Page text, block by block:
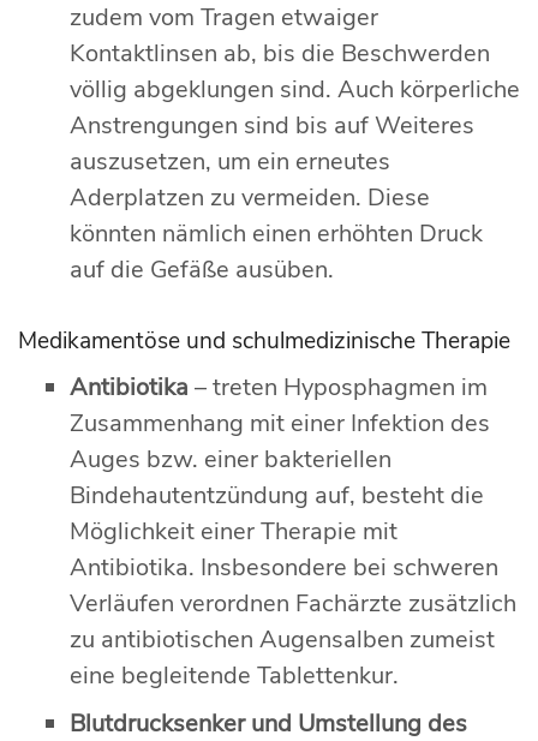
zudem vom Tragen etwaiger
Kontaktlinsen ab, bis die Beschwerden
völlig abgeklungen sind. Auch körperliche
Anstrengungen sind bis auf Weiteres
auszusetzen, um ein erneutes
Aderplatzen zu vermeiden. Diese
könnten nämlich einen erhöhten Druck
auf die Gefäße ausüben.
Medikamentöse und schulmedizinische Therapie
Antibiotika – treten Hyposphagmen im
Zusammenhang mit einer Infektion des
Auges bzw. einer bakteriellen
Bindehautentzündung auf, besteht die
Möglichkeit einer Therapie mit
Antibiotika. Insbesondere bei schweren
Verläufen verordnen Fachärzte zusätzlich
zu antibiotischen Augensalben zumeist
eine begleitende Tablettenkur.
Blutdrucksenker und Umstellung des